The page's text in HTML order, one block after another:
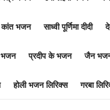
कांत भजन साध्वी पूर्णिमा दीदी
भजन प्रदीप के भजन जैन
होली भजन लिरिक्स गरबा